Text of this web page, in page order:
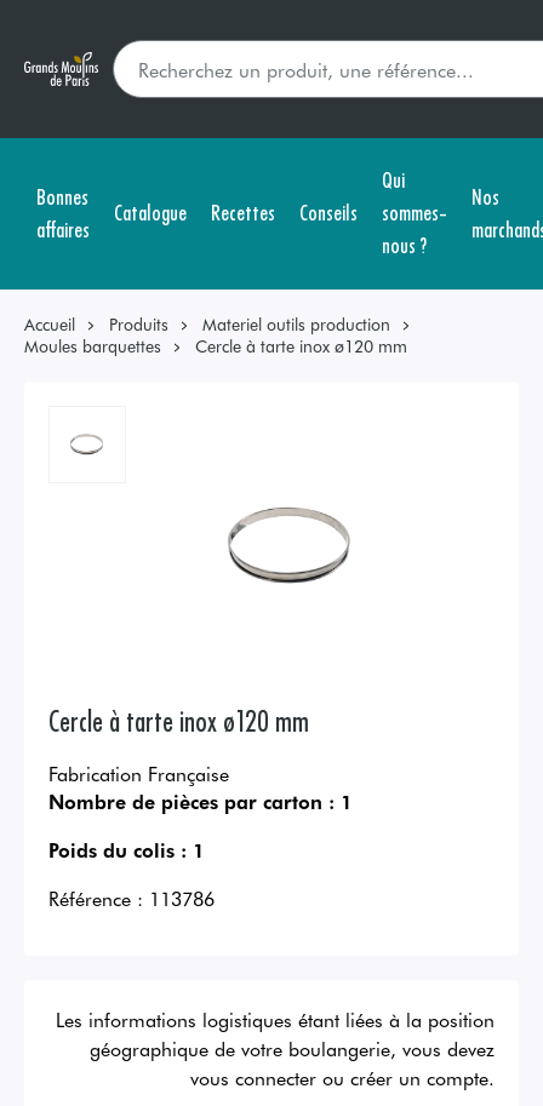
Bonnes
affaires
Catalogue Recettes Conseils
Qui
sommes-
nous ?
Nos
Accueil Produits
Materiel outils production
Moules barquettes
Cercle à tarte inox ø120 mm
Cercle à tarte inox ø120 mm
Fabrication Française
Nombre de pièces par carton : 1
Poids du colis : 1
Référence : 113786
Les informations logistiques étant liées à la position
géographique de votre boulangerie, vous devez
vous connecter ou créer un compte.